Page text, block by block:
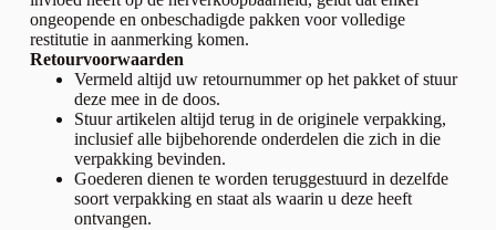
ongeopende en onbeschadigde pakken voor volledige
restitutie in aanmerking komen.
Retourvoorwaarden
Vermeld altijd uw retournummer op het pakket of stuur
deze mee in de doos.
Stuur artikelen altijd terug in de originele verpakking,
inclusief alle bijbehorende onderdelen die zich in die
verpakking bevinden.
Goederen dienen te worden teruggestuurd in dezelfde
soort verpakking en staat als waarin u deze heeft
ontvangen.